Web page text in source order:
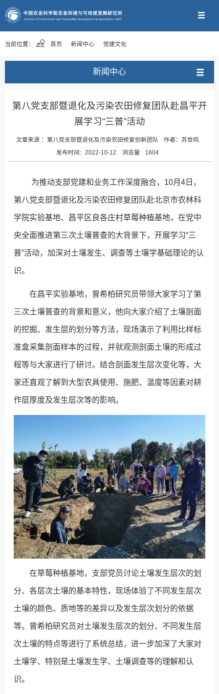
当前位置： 首页 新闻中心 党建文化
新闻中心
第八党支部暨退化及污染农田修复团队赴昌平开
展学习“三普”活动
文章来源 ： 第八党支部暨退化及污染农田修复创新团队 作者： 苏世鸣
发布时间: 2022-10-12 浏览量: 1604
为推动支部党建和业务工作深度融合，10月4日，
第八党支部暨退化及污染农田修复团队赴北京市农林科
学院实验基地、昌平区良各庄村草莓种植基地，在党中
央全面推进第三次土壤普查的大背景下，开展学习“三
普”活动，加深对土壤发生、调查等土壤学基础理论的认
识。
在昌平实验基地，曾希柏研究员带领大家学习了第
三次土壤普查的背景和意义，他向大家介绍了土壤剖面
的挖掘、发生层的划分等方法，现场演示了利用比样标
准盒采集剖面样本的过程，并就观测剖面土壤的形成过
程等与大家进行了研讨。结合剖面发生层次变化等，大
家还直观了解到大型农具使用、施肥、温度等因素对耕
作层厚度及发生层次等的影响。
在草莓种植基地，支部党员讨论土壤发生层次的划
分、各层次土壤的基本特性，现场体验了不同发生层次
土壤的颜色、质地等的差异以及发生层次划分的依据
等。曾希柏研究员对土壤发生层次的划分、不同发生层
次土壤的特点等进行了系统总结，进一步加深了大家对
土壤学、特别是土壤发生学、土壤调查等的理解和认
识。